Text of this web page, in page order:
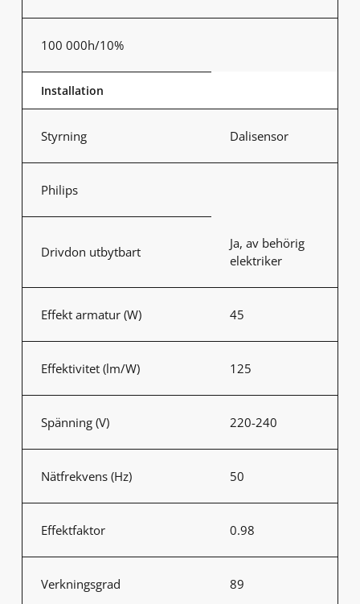
100 000h/10%
Installation
Styrning Dalisensor
Philips
Drivdon utbytbart
Ja, av behörig
elektriker
Effekt armatur (W) 45
Effektivitet (lm/W) 125
Spänning (V) 220-240
Nätfrekvens (Hz) 50
Effektfaktor 0.98
Verkningsgrad 89